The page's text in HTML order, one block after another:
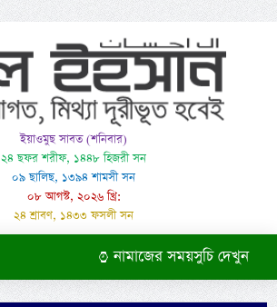
ইয়াওমুছ সাবত (শনিবার)
২৪ ছফর শরীফ, ১৪৪৮ হিজরী সন
০৯ ছালিছ, ১৩৯৪ শামসী সন
০৮ আগস্ট, ২০২৬ খ্রি:
২৪ শ্রাবণ, ১৪৩৩ ফসলী সন
নামাজের সময়সুচি দেখুন